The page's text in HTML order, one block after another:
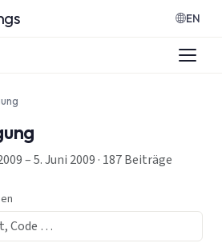
EN
– 5. Juni 2009 · 187 Beiträge